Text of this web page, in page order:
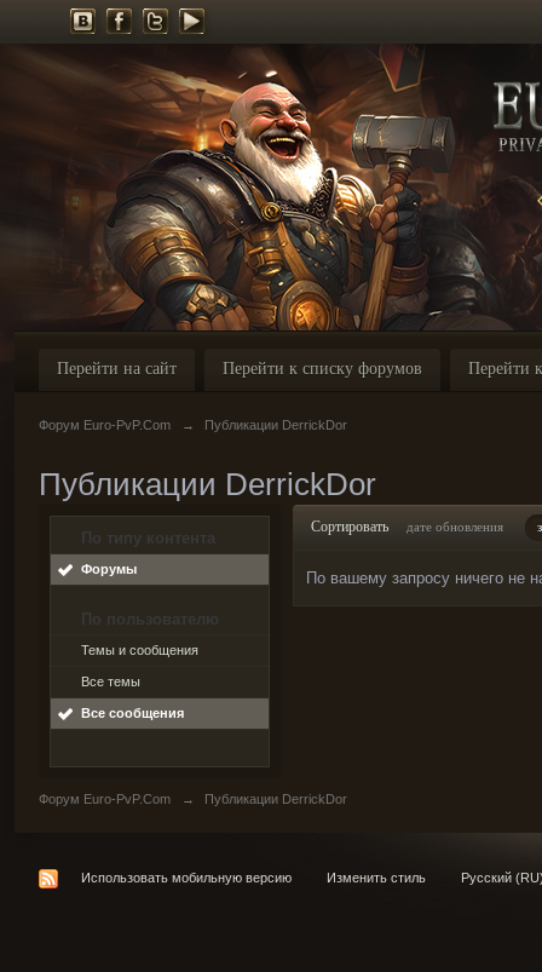
Перейти на сайт Перейти к списку форумов Перейти
Форум Euro-PvP.Com → Публикации DerrickDor
Публикации DerrickDor
По типу контента
Форумы
По пользователю
Темы и сообщения
Все темы
Все сообщения
Сортировать дате обновления
По вашему запросу ничего не
Форум Euro-PvP.Com → Публикации DerrickDor
Использовать мобильную версию Изменить стиль Русский